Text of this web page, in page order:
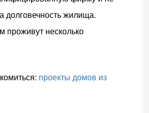
долговечность жилища.
проживут несколько
проекты домов из